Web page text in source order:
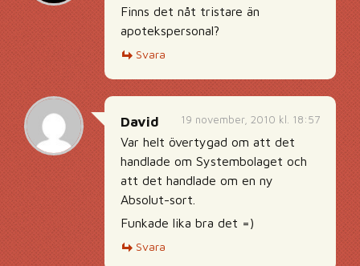
Finns det nåt tristare än
apotekspersonal?
Svara
19 november, 2010 kl. 18:57
David
Var helt övertygad om att det
handlade om Systembolaget och
att det handlade om en ny
Absolut-sort.
Funkade lika bra det =)
Svara